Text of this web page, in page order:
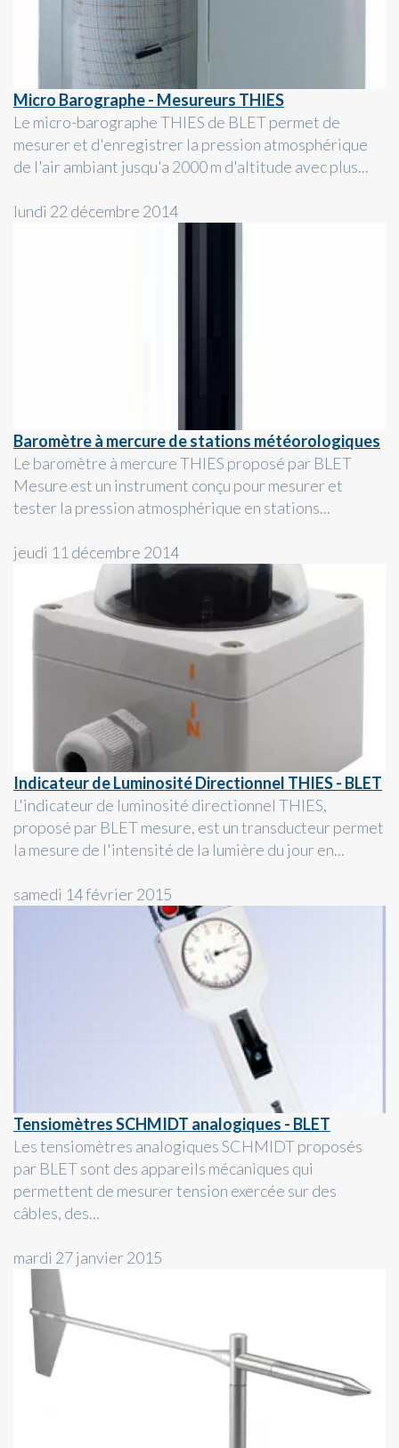
Micro Barographe - Mesureurs THIES
Le micro-barographe THIES de BLET permet de
mesurer et d'enregistrer la pression atmosphérique
de l'air ambiant jusqu'a 2000 m d'altitude avec plus...
lundi 22 décembre 2014
Baromètre à mercure de stations météorologiques
Le baromètre à mercure THIES proposé par BLET
Mesure est un instrument conçu pour mesurer et
tester la pression atmosphérique en stations...
jeudi 11 décembre 2014
Indicateur de Luminosité Directionnel THIES - BLET
L'indicateur de luminosité directionnel THIES,
proposé par BLET mesure, est un transducteur permet
la mesure de l'intensité de la lumière du jour en...
samedi 14 février 2015
Tensiomètres SCHMIDT analogiques - BLET
Les tensiomètres analogiques SCHMIDT proposés
par BLET sont des appareils mécaniques qui
permettent de mesurer tension exercée sur des
câbles, des...
mardi 27 janvier 2015